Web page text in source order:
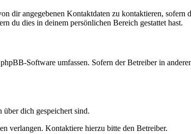
dir angegebenen Kontaktdaten zu kontaktieren,
du dies in deinem persönlichen Bereich gestattet hast.
Software umfassen. Sofern der Betreiber in
dich gespeichert sind.
verlangen. Kontaktiere hierzu bitte den Betreiber.